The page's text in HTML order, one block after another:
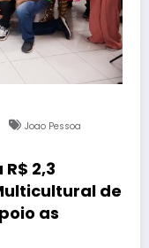
Joao Pessoa
2,3
de
as